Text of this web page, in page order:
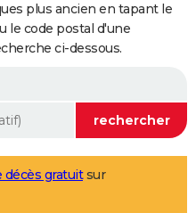
plus ancien en tapant le
le code postal d'une
ci-dessous.
décès gratuitsur